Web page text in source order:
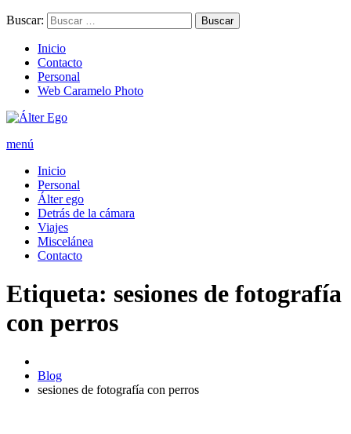
Buscar:
Inicio
Contacto
Personal
Web Caramelo Photo
menú
Inicio
Personal
Álter ego
Detrás de la cámara
Viajes
Miscelánea
Contacto
Etiqueta: sesiones de fotografía
con perros
Blog
sesiones de fotografía con perros